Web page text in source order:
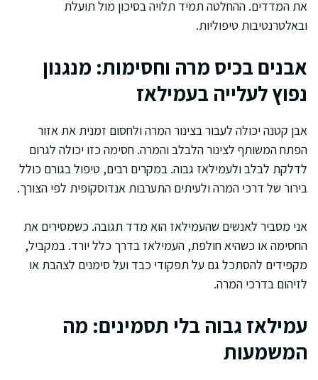
את המדדים. ההחלטה תמיד תלויה בסיכון מול תועלת
ובאלטרנטיבות טיפוליות.
אבנים בכיס מרה וחסימות: מנגנון
נפוץ לעלייה בעמילאז
אבן קטנה יכולה לעבור בצינור המרה ולחסום זמנית את אזור
הפתח המשותף לצינור הלבלב והמרה. חסימה כזו יכולה לגרום
לדלקת לבלב ולעמילאז גבוה. במקרים רבים, טיפול בגורם כולל
בירור של דרכי המרה ולעיתים התערבות אנדוסקופית לפי הצורך.
אני מסביר לאנשים שהעמילאז הוא מדד תגובה. כשמסירים את
החסימה או כשהיא חולפת, העמילאז בדרך כלל יורד. במקביל,
מקפידים להסתכל גם על תפקודי כבד ועל סימנים לצהבת או
לזיהום בדרכי המרה.
עמילאז גבוה בלי תסמינים: מה
המשמעות